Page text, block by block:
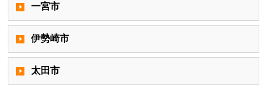
一宮市
伊勢崎市
太田市